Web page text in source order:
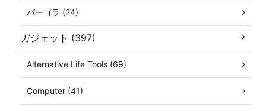
パーゴラ (24)
ガジェット (397)
Alternative Life Tools (69)
Computer (41)